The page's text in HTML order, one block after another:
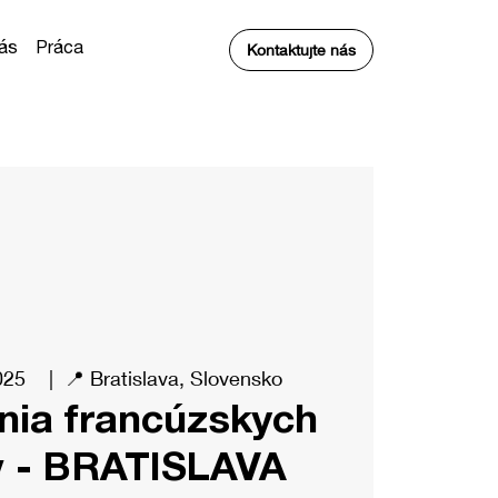
Práca Kontaktujte nás
  |
📍 Bratislava, Slovensko
francúzskych
BRATISLAVA